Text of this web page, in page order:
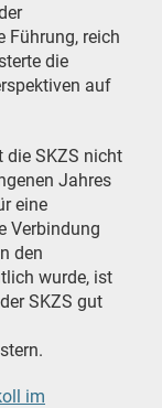
Führung, reich
die
auf
die SKZS nicht
Jahres
eine
Verbindung
den
wurde, ist
SKZS gut
im